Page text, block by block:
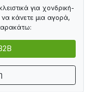
για χονδρική-
να κάνετε μια αγορά,